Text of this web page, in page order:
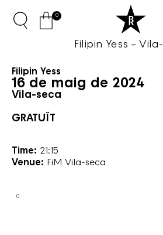
Filipin Yess –
0
Filipin Yess
16 de maig de 2024
Vila-seca
GRATUÏT
Time: 21:15
Venue: FiM Vila-seca
0